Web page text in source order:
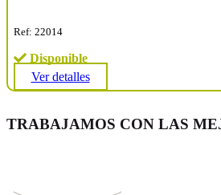
Ref: 22014
Disponible
Ver detalles
TRABAJAMOS CON LAS